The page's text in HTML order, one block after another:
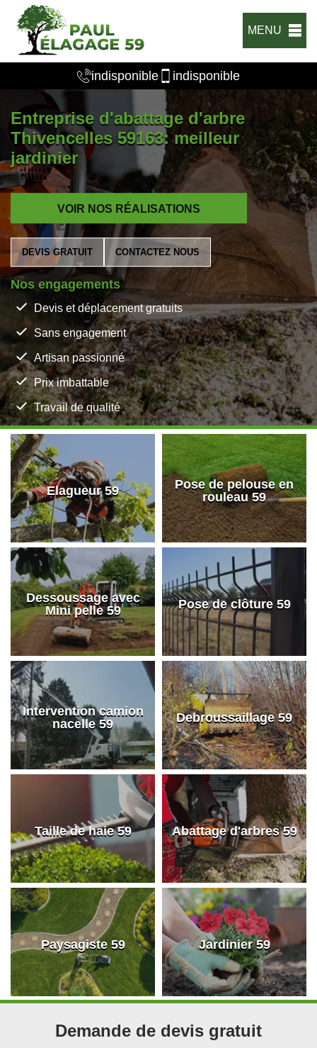
MENU
indisponible indisponible
Entreprise d'abattage d'arbre
Thivencelles 59163: meilleur
jardinier
VOIR NOS RÉALISATIONS
DEVIS GRATUIT CONTACTEZ NOUS
Nos engagements
Devis et déplacement gratuits
Sans engagement
Artisan passionné
Prix imbattable
Travail de qualité
Elagueur 59
Pose de pelouse en
rouleau 59
Dessoussage avec
Mini pelle 59
Pose de clôture 59
Intervention camion
nacelle 59
Debroussaillage 59
Taille de haie 59 Abattage d'arbres 59
Paysagiste 59 Jardinier 59
Demande de devis gratuit